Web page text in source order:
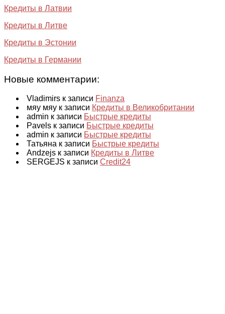
Кредиты в Латвии
Кредиты в Литве
Кредиты в Эстонии
Кредиты в Германии
Новые комментарии:
Vladimirs к записи Finanza
мяу мяу к записи Кредиты в Великобритании
admin к записи Быстрые кредиты
Pavels к записи Быстрые кредиты
admin к записи Быстрые кредиты
Татьяна к записи Быстрые кредиты
Andzejs к записи Кредиты в Литве
SERGEJS к записи Credit24